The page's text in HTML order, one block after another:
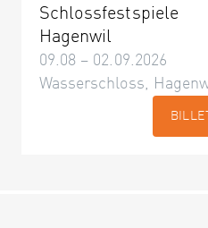
Schlossfestspiele
Hagenwil
09.08 – 02.09.2026
Wasserschloss,